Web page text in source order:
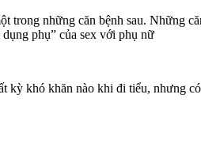
những căn bệnh sau. Những
phụ” của sex với phụ nữ
khó khăn nào khi đi tiểu, nhưng